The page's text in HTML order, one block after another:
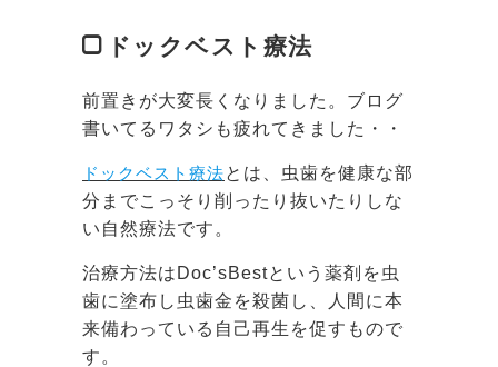
ドックベスト療法
前置きが大変長くなりました。ブログ
書いてるワタシも疲れてきました・・
ドックベスト療法とは、虫歯を健康な部
分までこっそり削ったり抜いたりしな
い自然療法です。
治療方法はDoc’sBestという薬剤を虫
歯に塗布し虫歯金を殺菌し、人間に本
来備わっている自己再生を促すもので
す。